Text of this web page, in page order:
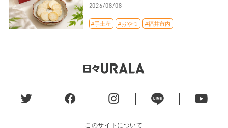
2026/08/08
#手土産 #おやつ #福井市内
このサイトについて